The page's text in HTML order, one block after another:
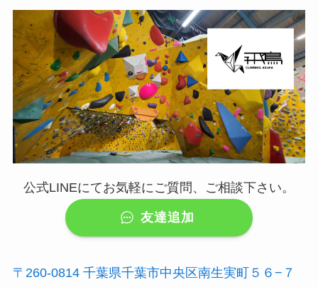
公式LINEにてお気軽にご質問、ご相談下さい。
友達追加
〒260-0814 千葉県千葉市中央区南生実町５６−７